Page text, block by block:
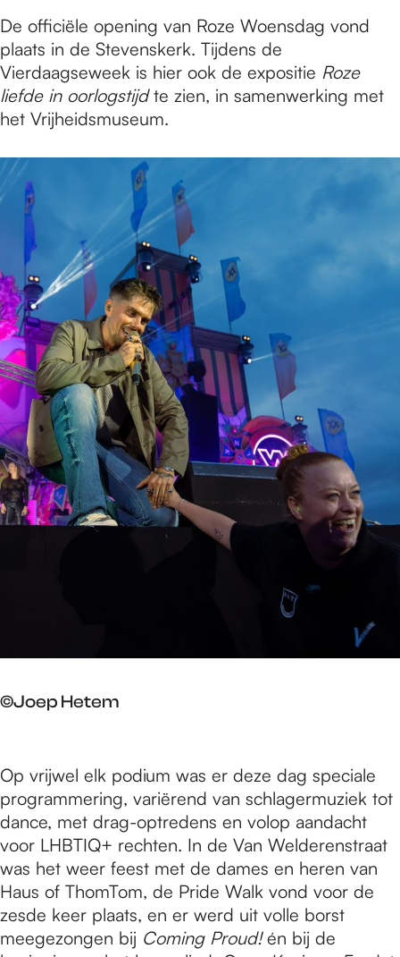
De officiële opening van Roze Woensdag vond
plaats in de Stevenskerk. Tijdens de
Vierdaagseweek is hier ook de expositie Roze
liefde in oorlogstijdte zien, in samenwerking met
het Vrijheidsmuseum.
©Joep Hetem
Op vrijwel elk podium was er deze dag speciale
programmering, variërend van schlagermuziek tot
dance, met drag-optredens en volop aandacht
voor LHBTIQ+ rechten. In de Van Welderenstraat
was het weer feest met de dames en heren van
Haus of ThomTom, de Pride Walk vond voor de
zesde keer plaats, en er werd uit volle borst
meegezongen bij Coming Proud!én bij de